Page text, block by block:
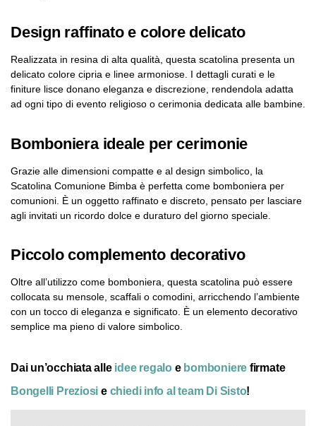
Design raffinato e colore delicato
Realizzata in resina di alta qualità, questa scatolina presenta un
delicato colore cipria e linee armoniose. I dettagli curati e le
finiture lisce donano eleganza e discrezione, rendendola adatta
ad ogni tipo di evento religioso o cerimonia dedicata alle bambine.
Bomboniera ideale per cerimonie
Grazie alle dimensioni compatte e al design simbolico, la
Scatolina Comunione Bimba è perfetta come bomboniera per
comunioni. È un oggetto raffinato e discreto, pensato per lasciare
agli invitati un ricordo dolce e duraturo del giorno speciale.
Piccolo complemento decorativo
Oltre all’utilizzo come bomboniera, questa scatolina può essere
collocata su mensole, scaffali o comodini, arricchendo l’ambiente
con un tocco di eleganza e significato. È un elemento decorativo
semplice ma pieno di valore simbolico.
Dai un’occhiata alle idee regaloe bomboniere firmate
Bongelli Preziosi e chiedi info al team Di Sisto!